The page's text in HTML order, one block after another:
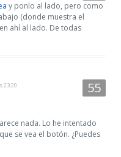
y ponlo al lado, pero como
(donde muestra el
ahí al lado. De todas
23:20
nada. Lo he intentado
se vea el botón. ¿Puedes